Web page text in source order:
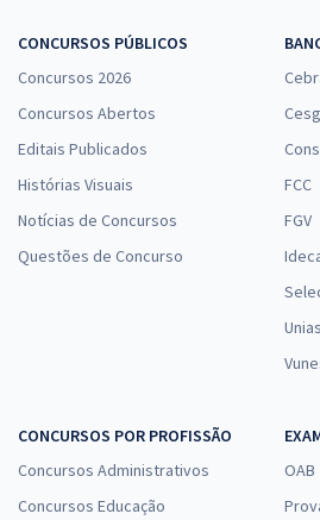
Comprar
EMBRAPA - Empresa Brasileira de
R$
Economize R$
Comprar
EMBRAPA - Empresa Brasileira de
40001814: Técnico - Área: Gestão de
CONCURSOS PÚBLICOS
Concursos 2026
Concursos Abertos
Editais Publicados
Histórias Visuais
Notícias de Concursos
Questões de Concurso
FCC
FGV
CONCURSOS POR PROFISSÃO
Concursos Administrativos
Concursos Educação
OAB